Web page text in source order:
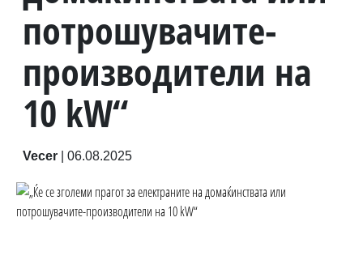
потрошувачите-
производители на
10 kW“
Vecer 06.08.2025